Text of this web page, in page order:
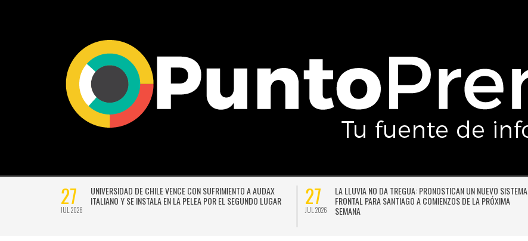
27
JUL 2026
UNIVERSIDAD DE CHILE VENCE CON SUFRIMIENTO A AUDAX
ITALIANO Y SE INSTALA EN LA PELEA POR EL SEGUNDO LUGAR
27
JUL 2026
LA LLUVIA NO DA TREGUA: PRONOSTICAN UN NUEVO SISTEMA
FRONTAL PARA SANTIAGO A COMIENZOS DE LA PRÓXIMA
SEMANA